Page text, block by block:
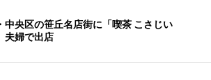
中央区の笹丘名店街に「喫茶 こさじい
婦で出店